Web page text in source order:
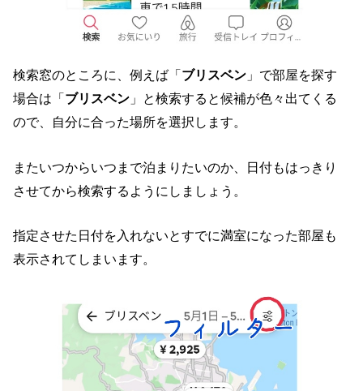
検索窓のところに、例えば「 ブリスベン 」で部屋を探す
場合は「 ブリスベン 」と検索すると候補が色々出てくる
ので、自分に合った場所を選択します。
またいつからいつまで泊まりたいのか、日付もはっきり
させてから検索するようにしましょう。
指定させた日付を入れないとすでに満室になった部屋も
表示されてしまいます。